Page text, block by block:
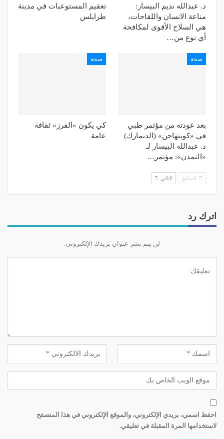
د. عبدالله نديم البيسار:
مناعة الانسان واللقاحات،
هي السلاح الأقوى لمكافحة
أي نوع من…
تعقيم المستوعبات في مدينة
طرابلس
صحة
بعد عودته من مؤتمر طبي
في «كوبنهاجن» (الدنمارك)
د. عبدالله البيسار لـ
«التمدن»: مؤتمر…
صحة
كي يكون «الفرز» ثقافة
عامة
السابق التالي
اترك رد
لن يتم نشر عنوان بريدك الإلكتروني.
احفظ اسمي، بريدي الإلكتروني، والموقع الإلكتروني في هذا المتصفح
لاستخدامها المرة المقبلة في تعليقي.